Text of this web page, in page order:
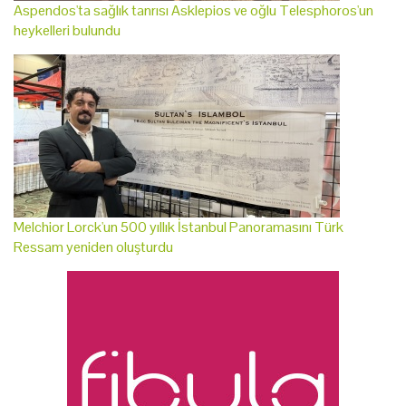
Aspendos'ta sağlık tanrısı Asklepios ve oğlu Telesphoros'un
heykelleri bulundu
Melchior Lorck'un 500 yıllık İstanbul Panoramasını Türk
Ressam yeniden oluşturdu